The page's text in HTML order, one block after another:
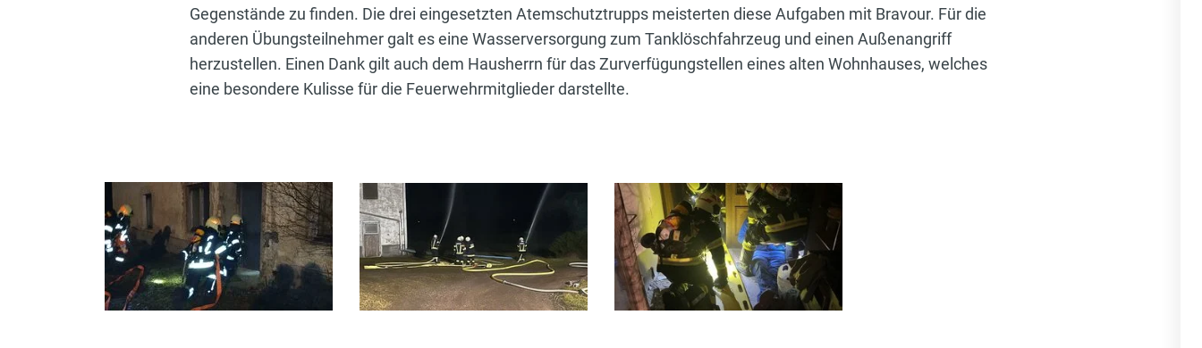
Gegenstände zu finden. Die drei eingesetzten Atemschutztrupps meisterten diese Aufgaben mit Bravour. Für die
anderen Übungsteilnehmer galt es eine Wasserversorgung zum Tanklöschfahrzeug und einen Außenangriff
herzustellen. Einen Dank gilt auch dem Hausherrn für das Zurverfügungstellen eines alten Wohnhauses, welches
eine besondere Kulisse für die Feuerwehrmitglieder darstellte.